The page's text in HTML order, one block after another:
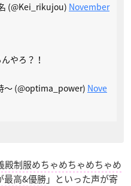
(@Kei_rikujou) November
やろ？！
～ (@optima_power) Nove
殿制服めちゃめちゃめちゃめ
最高&優勝」といった声が寄